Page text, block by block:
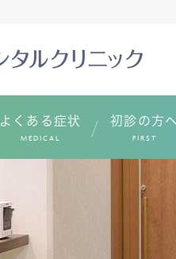
よくある症状
MEDICAL
初診の方へ
FIRST